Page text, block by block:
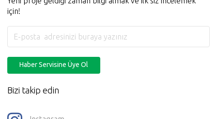
için!
Haber Servisine Üye Ol
Bizi takip edin